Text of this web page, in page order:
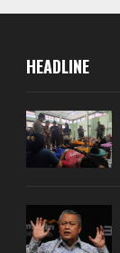
HEADLINE